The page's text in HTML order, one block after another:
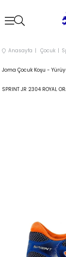
Anasayfa Çocuk
Joma Çocuk Koşu -
SPRINT JR 2304 ROYAL